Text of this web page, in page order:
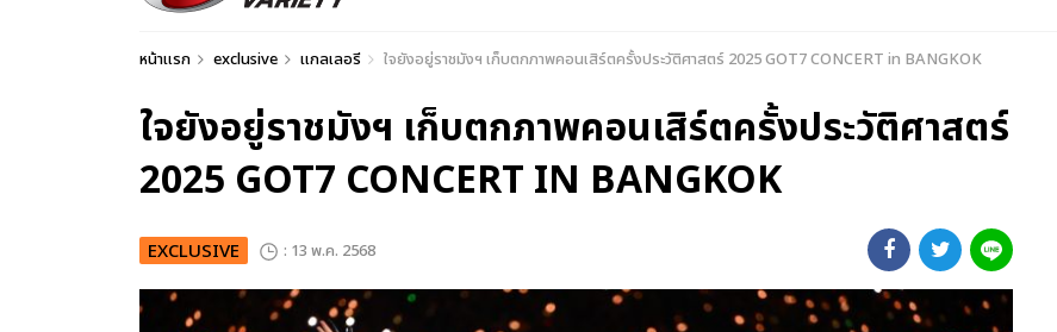
หน้าแรก exclusive แกลเลอรี ใจยังอยู่ราชมังฯ เก็บตกภาพคอนเสิร์ตครั้งประวัติศาสตร์ 2025 GOT7 CONCERT in BANGKOK
ใจยังอยู่ราชมังฯ เก็บตกภาพคอนเสิร์ตครั้งประวัติศาสตร์
2025 GOT7 CONCERT IN BANGKOK
EXCLUSIVE : 13 พ.ค. 2568